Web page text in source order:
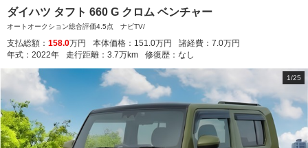
ダイハツ タフト 660 G クロム ベンチャー
オートオークション総合評価4.5点 ナビTV/
支払総額： 158.0万円 本体価格： 151.0万円 諸経費： 7.0万円
年式： 2022年 走行距離： 3.7万km 修復歴： なし
1/25